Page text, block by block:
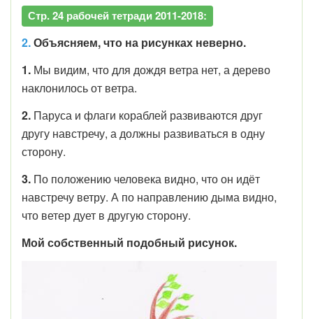
Стр. 24 рабочей тетради 2011-2018:
2.Объясняем, что на рисунках неверно.
1. Мы видим, что для дождя ветра нет, а дерево
наклонилось от ветра.
2. Паруса и флаги кораблей развиваются друг
другу навстречу, а должны развиваться в одну
сторону.
3. По положению человека видно, что он идёт
навстречу ветру. А по направлению дыма видно,
что ветер дует в другую сторону.
Мой собственный подобный рисунок.